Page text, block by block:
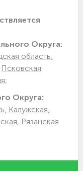
Округа:
область,
Псковская
Округа:
Калужская,
Рязанская